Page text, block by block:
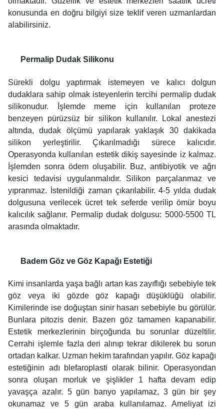
konusunda en doğru bilgiyi size teklif veren uzmanlardan
alabilirsiniz.
Permalip Dudak Silikonu
Sürekli dolgu yaptırmak istemeyen ve kalıcı dolgun
dudaklara sahip olmak isteyenlerin tercihi permalip dudak
silikonudur. İşlemde meme için kullanılan proteze
benzeyen pürüzsüz bir silikon kullanılır. Lokal anestezi
altında, dudak ölçümü yapılarak yaklaşık 30 dakikada
silikon yerleştirilir. Çıkarılmadığı sürece kalıcıdır.
Operasyonda kullanılan estetik dikiş sayesinde iz kalmaz.
İşlemden sonra ödem oluşabilir. Buz, antibiyotik ve ağrı
kesici tedavisi uygulanmalıdır. Silikon parçalanmaz ve
yıpranmaz. İstenildiği zaman çıkarılabilir. 4-5 yılda dudak
dolgusuna verilecek ücret tek seferde verilip ömür boyu
kalıcılık sağlanır. Permalip dudak dolgusu: 5000-5500 TL
arasında olmaktadır.
Badem Göz ve Göz Kapağı Estetiği
Kimi insanlarda yaşa bağlı artan kas zayıflığı sebebiyle tek
göz veya iki gözde göz kapağı düşüklüğü olabilir.
Kimilerinde ise doğuştan sinir hasarı sebebiyle bu görülür.
Bunlara pitozis denir. Bazen göz tamamen kapanabilir.
Estetik merkezlerinin birçoğunda bu sorunlar düzeltilir.
Cerrahi işlemle fazla deri alınıp tekrar dikilerek bu sorun
ortadan kalkar. Uzman hekim tarafından yapılır. Göz kapağı
estetiğinin adı blefaroplasti olarak bilinir. Operasyondan
sonra oluşan morluk ve şişlikler 1 hafta devam edip
yavaşça azalır. 5 gün banyo yapılamaz, 3 gün bir şey
okunamaz ve 5 gün araba kullanılamaz. Ameliyat izi